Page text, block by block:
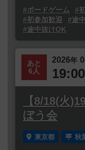
#ボードゲーム
#
#初参加歓迎
#途
#途中抜けOK
あと
6人
2026年
【8/18(火
ぼう会
東京都 秋